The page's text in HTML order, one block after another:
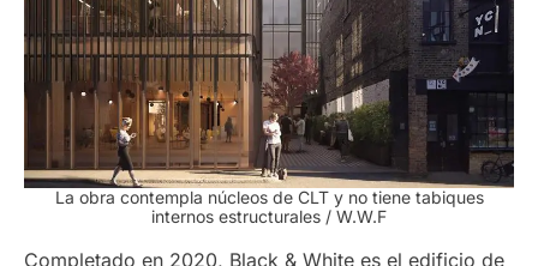
La obra contempla núcleos de CLT y no tiene tabiques
internos estructurales / W.W.F
Completado en 2020, Black & White es el edificio de